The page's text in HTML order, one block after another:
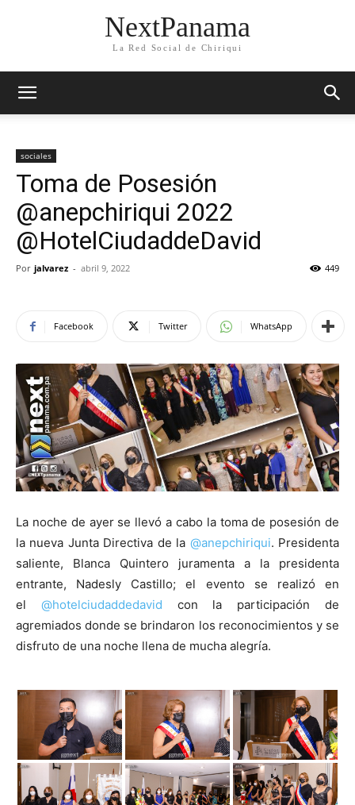
NextPanama
La Red Social de Chiriqui
sociales
Toma de Posesión
@anepchiriqui 2022
@HotelCiudaddeDavid
Por jalvarez - abril 9, 2022 449
Facebook Twitter WhatsApp
La noche de ayer se llevó a cabo la toma de posesión de
la nueva Junta Directiva de la @anepchiriqui. Presidenta
saliente, Blanca Quintero juramenta a la presidenta
entrante, Nadesly Castillo; el evento se realizó en
el @hotelciudaddedavid con la participación de
agremiados donde se brindaron los reconocimientos y se
disfruto de una noche llena de mucha alegría.